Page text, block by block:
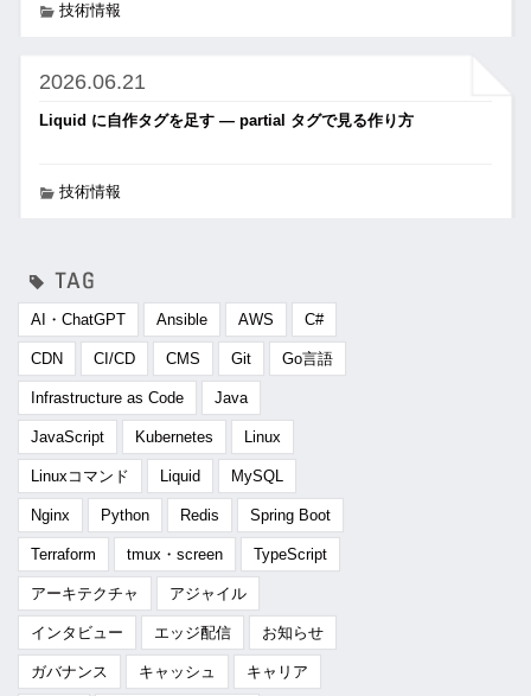
技術情報
2026.06.21
Liquid に自作タグを足す ― partial タグで見る作り方
技術情報
AI・ChatGPT Ansible AWS C#
CDN CI/CD CMS Git Go言語
Infrastructure as Code Java
JavaScript Kubernetes Linux
Linuxコマンド Liquid MySQL
Nginx Python Redis Spring Boot
Terraform tmux・screen TypeScript
アーキテクチャ アジャイル
インタビュー エッジ配信 お知らせ
ガバナンス キャッシュ キャリア